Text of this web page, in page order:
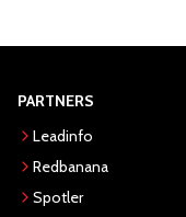
PARTNERS
Leadinfo
Redbanana
Spotler